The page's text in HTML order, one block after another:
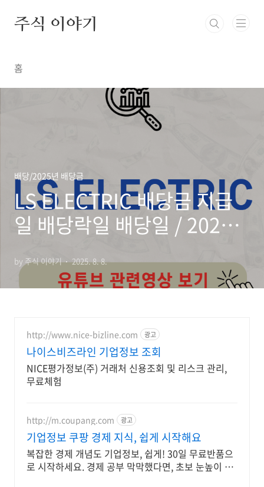
주식 이야기
홈
배당/2025년 배당금
LS ELECTRIC 배당금 지급
일 배당락일 배당일 / 2025년
by 주식 이야기 2025. 8. 8.
http://www.nice-bizline.com 광고
나이스비즈라인 기업정보 조회
NICE평가정보(주) 거래처 신용조회 및 리스크 관리,
무료체험
http://m.coupang.com 광고
기업정보 쿠팡 경제 지식, 쉽게 시작해요
복잡한 경제 개념도 기업정보, 쉽게! 30일 무료반품으
로 시작하세요. 경제 공부 막막했다면, 초보 눈높이 책